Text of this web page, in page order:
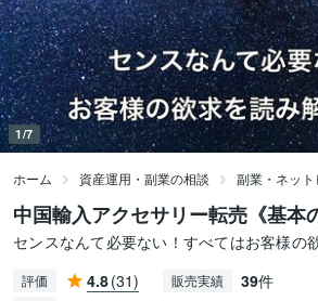
1/7
ホーム 資産運用・副業の相談 副業・ネッ
中国輸入アクセサリー転売《基本
センスなんて必要ない！すべてはお客様の
評価 4.8(31) 販売実績 39件